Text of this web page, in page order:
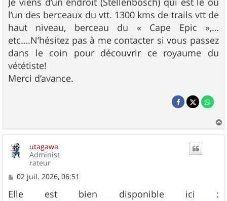
l’un des berceaux du vtt. 1300 kms de trails vtt de
haut niveau, berceau du « Cape Epic »,…
etc….N’hésitez pas à me contacter si vous passez
dans le coin pour découvrir ce royaume du
vététiste!
Merci d’avance.
a
utagawa
Administ
rateur
M
s
02 juil. 2026, 06:51
Elle est bien disponible ici :